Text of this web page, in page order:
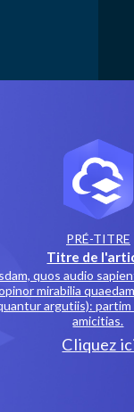
PRÉ-TITRE
Titre de
quos audio
mirabilia
argutiis): partim
amicitias.
Cliquez